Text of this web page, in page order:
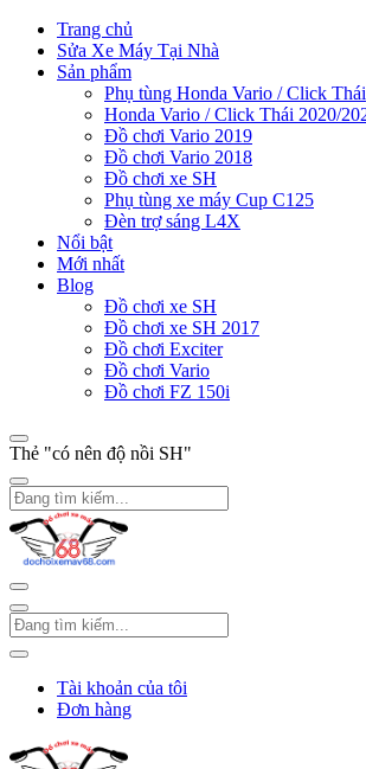
Trang chủ
Sửa Xe Máy Tại Nhà
Sản phẩm
Phụ tùng Honda Vario / Click Thái
Honda Vario / Click Thái 2020/
Đồ chơi Vario 2019
Đồ chơi Vario 2018
Đồ chơi xe SH
Phụ tùng xe máy Cup C125
Đèn trợ sáng L4X
Nổi bật
Mới nhất
Blog
Đồ chơi xe SH
Đồ chơi xe SH 2017
Đồ chơi Exciter
Đồ chơi Vario
Đồ chơi FZ 150i
Thẻ "có nên độ nồi SH"
Tài khoản của tôi
Đơn hàng